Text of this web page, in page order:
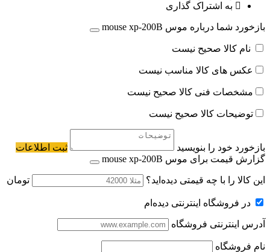
به اشتراک گذاری
بازخورد شما درباره موس mouse xp-200B
نام کالا صحیح نیست
عکس های کالا مناسب نیست
مشخصات فنی کالا صحیح نیست
توضیحات کالا صحیح نیست
بازخورد خود را بنویسید
ثبت اطلاعات
گزارش قیمت برای موس mouse xp-200B
این کالا را با چه قیمتی دیده‌اید؟ تومان
در فروشگاه اینترنتی دیده‌ام
آدرس اینترنتی فروشگاه
نام فروشگاه